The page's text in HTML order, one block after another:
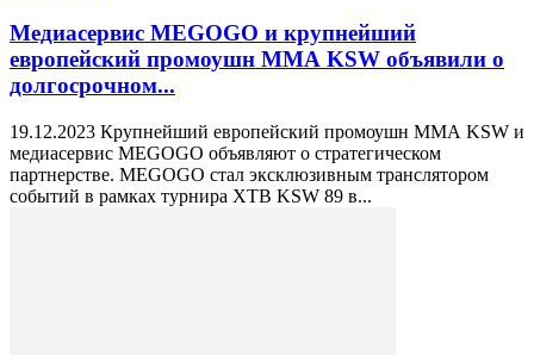
Медиасервис MEGOGO и крупнейший
европейский промоушн ММА KSW объявили о
долгосрочном...
19.12.2023 Крупнейший европейский промоушн ММА KSW и
медиасервис MEGOGO объявляют о стратегическом
партнерстве. MEGOGO стал эксклюзивным транслятором
событий в рамках турнира XTB KSW 89 в...